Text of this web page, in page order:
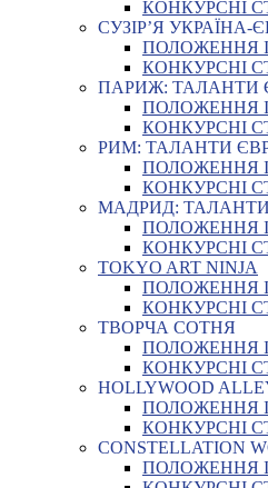
КОНКУРСНІ
СУЗІР’Я УКРАЇНА-
ПОЛОЖЕННЯ
КОНКУРСНІ
ПАРИЖ: ТАЛАНТИ
ПОЛОЖЕННЯ
КОНКУРСНІ
РИМ: ТАЛАНТИ
ПОЛОЖЕННЯ
КОНКУРСНІ
МАДРИД:
ПОЛОЖЕННЯ
КОНКУРСНІ
TOKYO ART NINJA
ПОЛОЖЕННЯ
КОНКУРСНІ
ТВОРЧА СОТНЯ
ПОЛОЖЕННЯ
КОНКУРСНІ
HOLLYWOOD
ПОЛОЖЕННЯ
КОНКУРСНІ
CONSTELLATION
ПОЛОЖЕННЯ